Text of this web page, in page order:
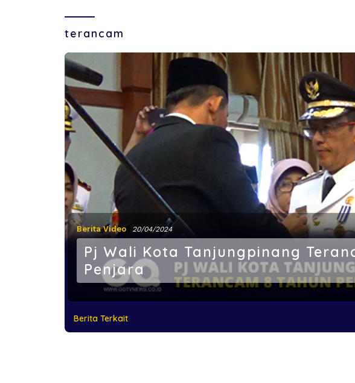
terancam
Berita Video 20/04/2024
Pj Wali Kota Tanjungpinang
Penjara
Berita Terkait